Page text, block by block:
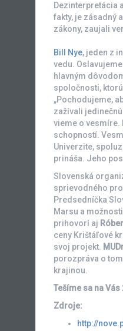
Dezinterpretácia
fakty, je zásadný
zákony, zaujali
Bill Nye, jeden z
vedu.
hlavným
spoločnosti,
„Pochodujeme,
zažívali
vieme o vesmíre.
schopností.
Univerzite,
prináša. Jeho
Slovenská
sprievodného
Predsedníčka
Marsu a
prihovorí aj
ceny Krištáľové
svoj projekt.
porozpráva o
krajinou.
Tešíme sa na
Zdroje:
http://